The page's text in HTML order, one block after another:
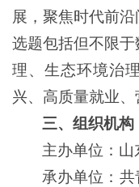
展，聚焦时代前
选题包括但不限
理、生态环境治
兴、高质量就业、
三、组织机构
主办单位：
承办单位：